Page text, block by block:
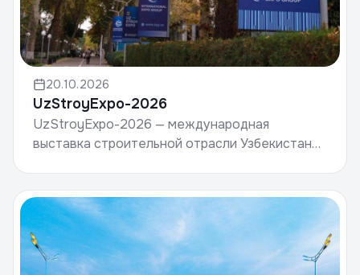
20.10.2026
UzStroyExpo-2026
UzStroyExpo-2026 — международная
выставка строительной отрасли Узбекистана,